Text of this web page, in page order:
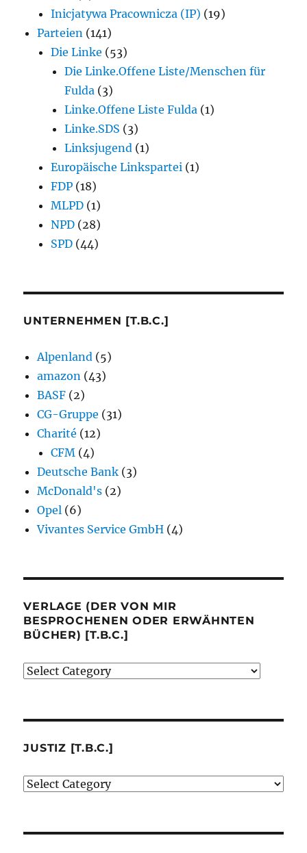
Inicjatywa Pracownicza (IP) (19)
Parteien (141)
Die Linke (53)
Die Linke.Offene Liste/Menschen für
Fulda (3)
Linke.Offene Liste Fulda (1)
Linke.SDS (3)
Linksjugend (1)
Europäische Linkspartei (1)
FDP (18)
MLPD (1)
NPD (28)
SPD (44)
UNTERNEHMEN [T.B.C.]
Alpenland (5)
amazon (43)
BASF (2)
CG-Gruppe (31)
Charité (12)
CFM (4)
Deutsche Bank (3)
McDonald's (2)
Opel (6)
Vivantes Service GmbH (4)
VERLAGE (DER VON MIR
BESPROCHENEN ODER ERWÄHNTEN
BÜCHER) [T.B.C.]
Verlage
besprochenen
erwähnten
JUSTIZ [T.B.C.]
Justiz